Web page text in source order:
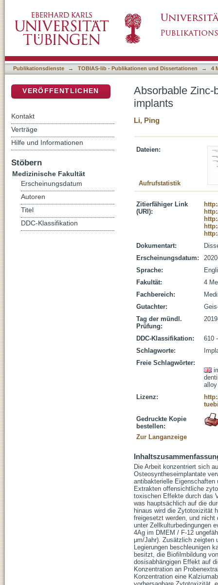
Publikationsdienste → TOBIAS-lib - Publikationen und Dissertationen → 4
Absorbable Zinc-
implants
Li, Ping
Dateien:
Aufrufstatistik
Zitierfähiger Link
(URI):
Dokumentart:
Erscheinungsdatum:
Sprache:
Fakultät:
4
Fachbereich:
Gutachter:
Tag der mündl.
Prüfung:
DDC-Klassifikation:
610
Schlagworte:
Freie Schlagwörter:
alloy
Lizenz:
Gedruckte Kopie
bestellen:
Zur Langanzeige
Die Arbeit konzentriert sich
Osteosyntheseimplantate
antibakterielle
Extrakten offensichtliche
toxischen Effekte durch das
was hauptsächlich auf die
hinaus wird die Zytotoxizität
freigesetzt werden, und nicht
unter Zellkulturbedingungen
4Ag im DMEM / F-12
μm/Jahr). Zusätzlich zeigten
Legierungen beschleunigen
besitzt, die Biofilmbildung
dosisabhängigen Effekt auf
Konzentration an
Konzentration eine
VERÖFFENTLICHEN
Kontakt
Verträge
Hilfe und Informationen
Stöbern
Medizinische Fakultät
Erscheinungsdatum
Autoren
Titel
DDC-Klassifikation